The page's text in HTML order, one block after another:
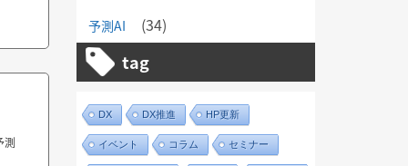
測
予測AI (34)
tag
DX DX推進 HP更新
イベント コラム セミナー